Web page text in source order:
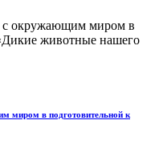
с окружающим миром в
животные нашего
миром в подготовительной к